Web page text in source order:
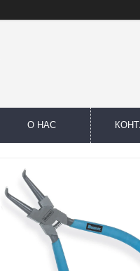
О НАС